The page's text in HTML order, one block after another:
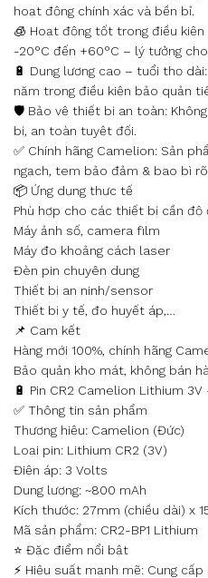
hoạt động chính xác và bền bỉ.
🧊 Hoạt động tốt trong điều
-20°C đến +60°C – lý tưởng
🔋 Dung lượng cao – tuổi thọ
năm trong điều kiện bảo quản
🛡️ Bảo vệ thiết bị an toàn:
bị, an toàn tuyệt đối.
✅ Chính hãng Camelion: Sản
ngạch, tem bảo đảm & bao bì rõ
📦 Ứng dụng thực tế
Phù hợp cho các thiết bị cần độ
Máy ảnh số, camera film
Máy đo khoảng cách laser
Đèn pin chuyên dụng
Thiết bị an ninh/sensor
Thiết bị y tế, đo huyết áp,…
📌 Cam kết
Hàng mới 100%, chính hãng
Bảo quản kho mát, không bán
🔋 Pin CR2 Camelion Lithium 3V
✅ Thông tin sản phẩm
Thương hiệu: Camelion (Đức)
Loại pin: Lithium CR2 (3V)
Điện áp: 3 Volts
Dung lượng: ~800 mAh
Kích thước: 27mm (chiều dài) x
Mã sản phẩm: CR2-BP1 Lithium
⭐ Đặc điểm nổi bật
⚡ Hiệu suất mạnh mẽ: Cung